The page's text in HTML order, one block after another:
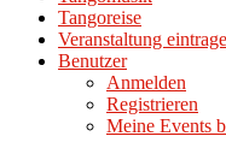
Tangoreise
Veranstaltung
Benutzer
Anmelden
Registrieren
Meine Events